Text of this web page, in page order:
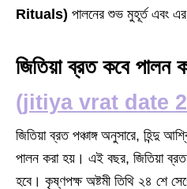
Rituals) পালনের শুভ মুহূর্ত এবং
জিতিয়া ব্রত কবে পালন
(jitiya vrat date
জিতিয়া ব্রত পঞ্চাঙ্গ অনুসারে, হিন্দু
পালন করা হয়। এই বছর, জিতিয়া
হবে। কৃষ্ণপক্ষ অষ্টমী তিথি ২৪ শে